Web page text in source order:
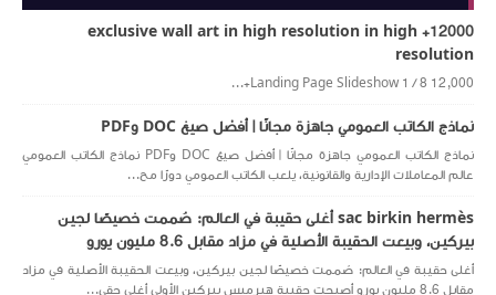
12000+ exclusive wall art in high resolution in high
resolution
Landing Page Slideshow 1 / 8 12,000+...
نماذج الكاتب العمومي جاهزة مجانًا | أفضل صيغ DOC وPDF
نماذج الكاتب العمومي جاهزة مجانًا | أفضل صيغ DOC وPDF نماذج الكاتب العمومي
عالم المعاملات الإدارية والقانونية، يلعب الكاتب العمومي دورًا مح...
sac birkin hermès أغلى حقيبة في العالم: صُممت خصيصًا لجين
بيركين، وبيعت الحقيبة الأصلية في مزاد مقابل 8.6 مليون يورو
أغلى حقيبة في العالم: صُممت خصيصًا لجين بيركين، وبيعت الحقيبة الأصلية في مزاد
مقابل 8.6 مليون يورو أصبحت حقيبة هيرميس بيركين الأولى أغلى حقي...